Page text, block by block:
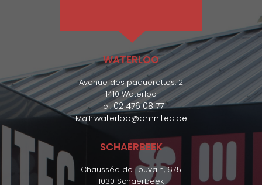
WATERLOO
Avenue des paquerettes, 2
1410 Waterloo
Tél:02 476 08 77
Mail: waterloo@omnitec.be
SCHAERBEEK
Chaussée de Louvain, 675
1030 Schaerbeek